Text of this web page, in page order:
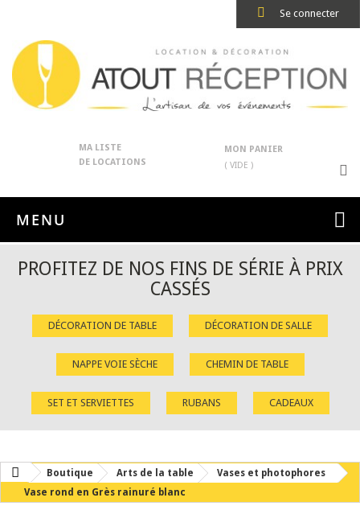
Se connecter
MA LISTE
DE LOCATIONS
MON PANIER
( VIDE )
MENU
PROFITEZ DE NOS FINS DE SÉRIE À PRIX
CASSÉS
DÉCORATION DE TABLE DÉCORATION DE SALLE
NAPPE VOIE SÈCHE CHEMIN DE TABLE
SET ET SERVIETTES RUBANS CADEAUX
Boutique Arts de la table
Vases et photophores
Vase rond en Grès rainuré blanc